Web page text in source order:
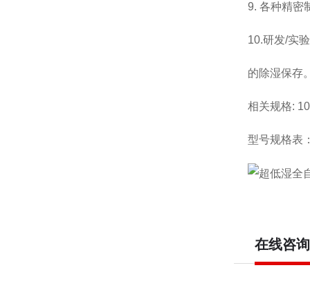
9. 各种精密
10.研发/实
的除湿保存
相关规格:
型号规格表
在线咨询